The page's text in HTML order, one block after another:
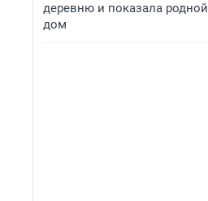
деревню и показала родной
дом